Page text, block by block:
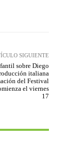
SIGUIENTE
sobre Diego
italiana
del Festival
el viernes
17